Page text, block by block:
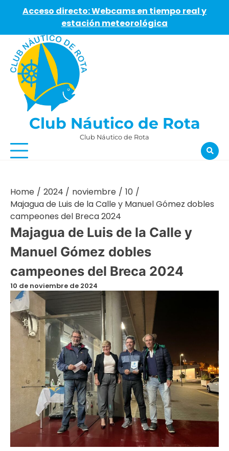
Acceso directo: Webcams en tiempo real y
estación meteorológica
content
Club Náutico de Rota
Club Náutico de Rota
Home 2024 noviembre
10
Majagua de Luis de la Calle y Manuel Gómez dobles
campeones del Breca 2024
Majagua de Luis de la Calle y
Manuel Gómez dobles
campeones del Breca 2024
10 de noviembre de 2024